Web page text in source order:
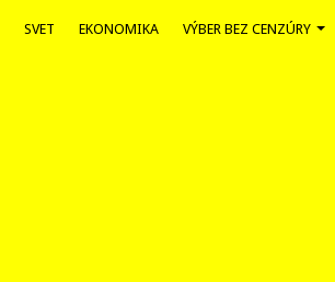
SVET EKONOMIKA VÝBER BEZ CENZÚRY